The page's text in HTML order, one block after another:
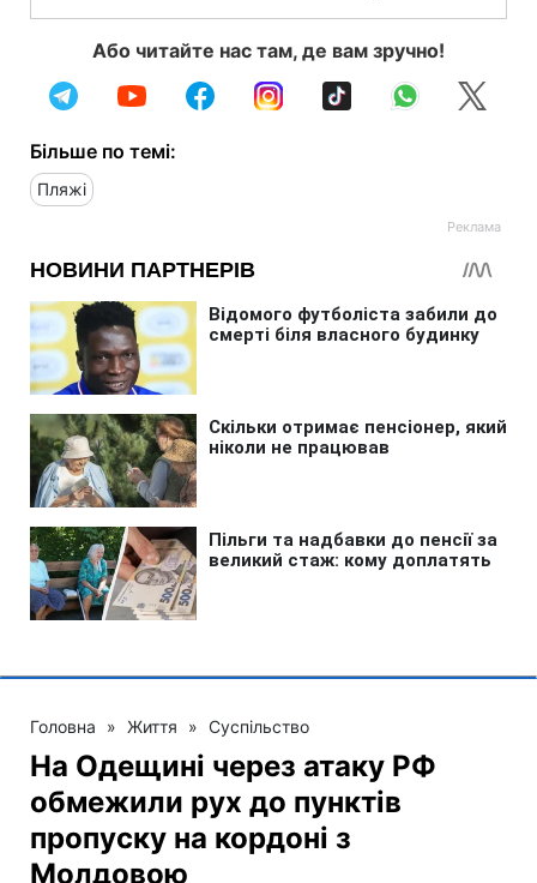
Або читайте нас там, де вам зручно!
Більше по темі:
Пляжі
Головна » Життя » Суспільство
На Одещині через атаку РФ
обмежили рух до пунктів
пропуску на кордоні з
Молдовою